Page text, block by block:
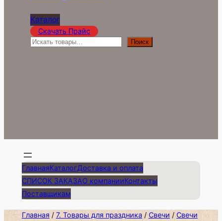
Каталог
Скачать Прайс
П
Поиск
ГлавнаяКаталогДоставка и оплата
СПИСОК ЗАКАЗАО компанииКонтакты
Поставщикам
Главная / 7. Товары для праздника / Свечи / Свечи